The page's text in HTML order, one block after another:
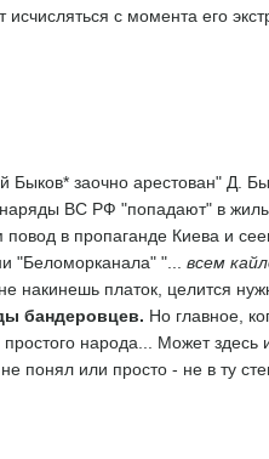
исчисляться с момента его
Быков* заочно арестован" Д.
ВС РФ "попадают" в
в пропаганде Киева и
"Беломорканала" "... всем
накинешь платок, целится
бандеровцев. Но главное,
народа... Может
не понял или просто - не в ту